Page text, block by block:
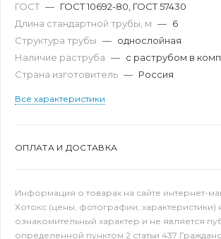
ГОСТ — ГОСТ 10692-80, ГОСТ 57430
Длина стандартной трубы, м — 6
Структура трубы — однослойная
Наличие раструба — с раструбом в
Страна изготовитель — Россия
Все характеристики
ОПЛАТА И ДОСТАВКА
Информация о товарах на сайте интернет-
Хотокс (цены, фотографии, характеристики)
ознакомительный характер и не является
определенной пунктом 2 статьи 437